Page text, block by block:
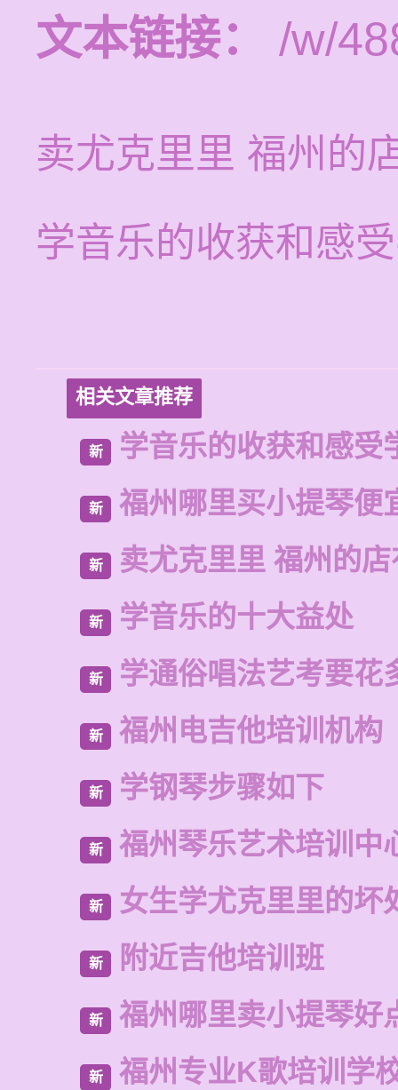
文本链接：
/w/
卖尤克里里 福州的
学音乐的收获和感
相关文章推荐
新 学音乐的收获和感受
新 福州哪里买小提琴便
新 卖尤克里里 福州的
新 学音乐的十大益处
新 学通俗唱法艺考要花
新 福州电吉他培训机构
新 学钢琴步骤如下
新 福州琴乐艺术培训中
新 女生学尤克里里的坏
新 附近吉他培训班
新 福州哪里卖小提琴好
新 福州专业K歌培训学